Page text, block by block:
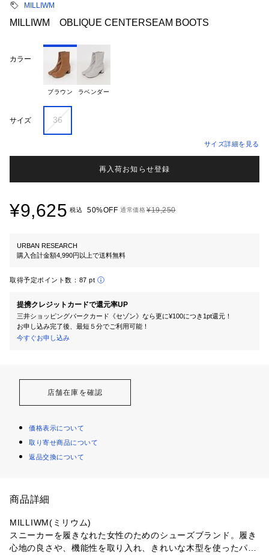
MILLIWM
MILLIWM OBLIQUE CENTERSEAM BOOTS
カラー
ブラウン ラベンダー
サイズ 36
サイズ詳細を見る
再入荷お知らせ登録
¥9,625 税込 50%OFF 通常価格¥19,250
URBAN RESEARCH
購入合計金額4,990円以上で送料無料
取得予定ポイント数： 87 pt
提携クレジットカードで還元率UP
三井ショッピングパークカード《セゾン》なら更に¥100につき1pt還元！
お申し込み完了後、最短５分でご利用可能！
今すぐお申し込み
店舗在庫を確認
価格表示について
取り寄せ商品について
返品交換について
商品詳細
MILLIWM(ミリウム)
スニーカーを履きなれた女性のためのシューズブランド。履き
心地の良さや、機能性を取り入れ、きれいな木型を使ったパン